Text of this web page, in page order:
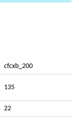
cfcxb_200
135
22